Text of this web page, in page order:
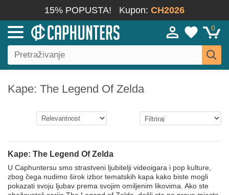
15% POPUSTA! Kupon: CH2026
0
Kape: The Legend Of Zelda
Kape: The Legend Of Zelda
U Caphuntersu smo strastveni ljubitelji videoigara i pop kulture,
zbog čega nudimo širok izbor tematskih kapa kako biste mogli
pokazati svoju ljubav prema svojim omiljenim likovima. Ako ste